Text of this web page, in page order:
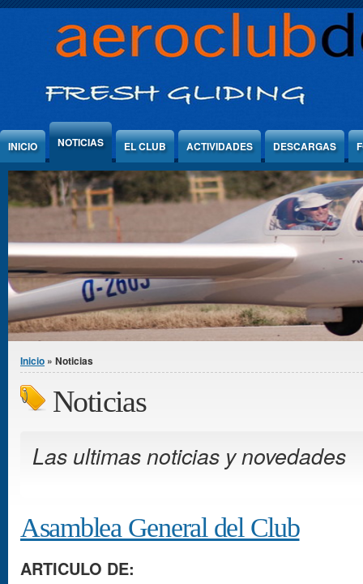
INICIO NOTICIAS EL CLUB ACTIVIDADES DESCARGAS
Se encuentra usted aquí
Inicio » Noticias
Noticias
Las ultimas noticias y novedades
Asamblea General del Club
ARTICULO DE: